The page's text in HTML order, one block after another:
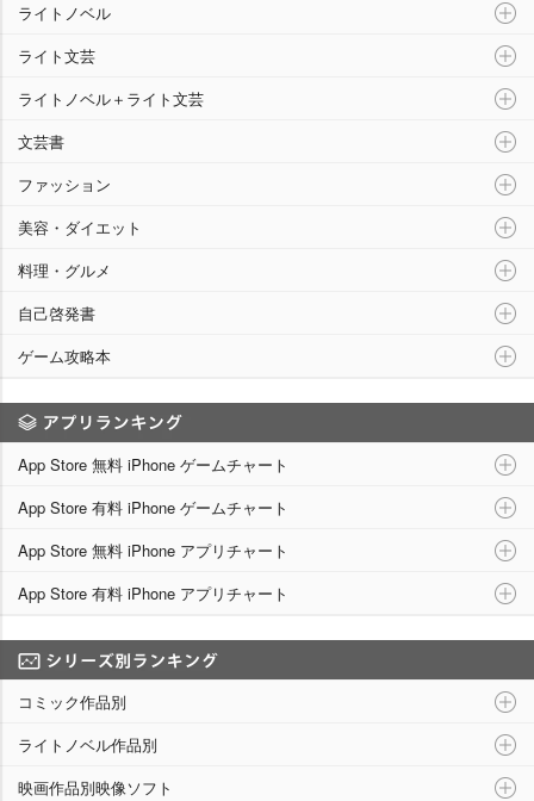
ライトノベル
ライト文芸
ライトノベル＋ライト文芸
文芸書
ファッション
美容・ダイエット
料理・グルメ
自己啓発書
ゲーム攻略本
App Store 無料 iPhone ゲームチャート
App Store 有料 iPhone ゲームチャート
App Store 無料 iPhone アプリチャート
App Store 有料 iPhone アプリチャート
コミック作品別
ライトノベル作品別
映画作品別映像ソフト